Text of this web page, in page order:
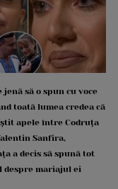
jenă să o spun cu voce
toată lumea credea că
apele între Codruța
Sanfira,
a decis să spună tot
despre mariajul ei